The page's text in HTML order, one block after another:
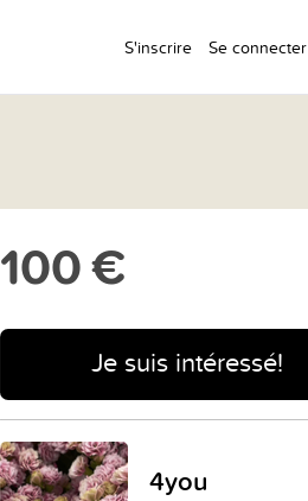
S'inscrire Se connecter
100 €
Je suis intéressé!
4you